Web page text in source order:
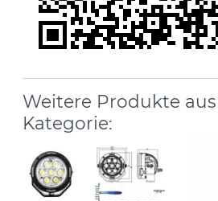
Weitere Produkte
Kategorie: